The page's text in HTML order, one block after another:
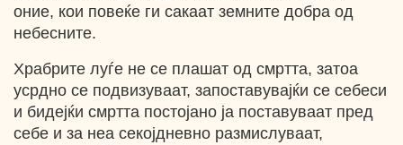
оние, кои повеќе ги сакаат земните добра од
небесните.
Храбрите луѓе не се плашат од смртта, затоа
усрдно се подвизуваат, запоставувајќи се себеси
и бидејќи смртта постојано ја поставуваат пред
себе и за неа секојдневно размислуваат,